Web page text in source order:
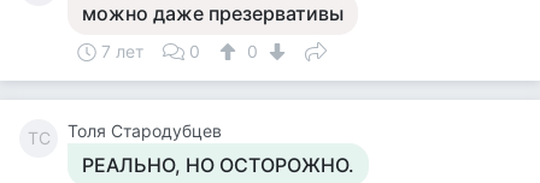
можно даже презервативы
7 лет 0 0
ТС Толя Стародубцев
РЕАЛЬНО, НО ОСТОРОЖНО.